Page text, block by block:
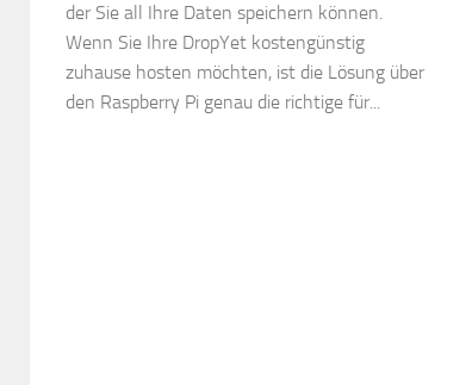
der Sie all Ihre Daten speichern können.
Wenn Sie Ihre DropYet kostengünstig
zuhause hosten möchten, ist die Lösung über
den Raspberry Pi genau die richtige für...